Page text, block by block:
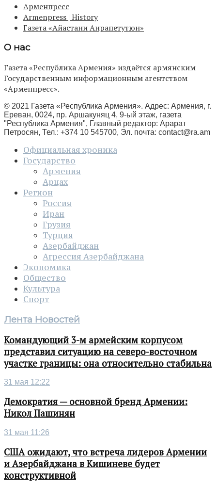
Арменпресс
Armenpress | History
Газета «Айастани Анрапетутюн»
О нас
Газета «Республика Армения» издаётся армянским
Государственным информационным агентством
«Арменпресс».
© 2021 Газета «Республика Армения». Адрес: Армения, г.
Ереван, 0024, пр. Аршакуняц 4, 9-ый этаж, газета
"Республика Армения", Главный редактор: Арарат
Петросян, Тел.: +374 10 545700, Эл. почта: contact@ra.am
Официальная хроника
Государство
Армения
Арцах
Регион
Россия
Иран
Грузия
Турция
Азербайджан
Агрессия Азербайджана
Экономика
Общество
Культура
Спорт
Лента Новостей
Командующий 3-м армейским корпусом
представил ситуацию на северо-восточном
участке границы: она относительно стабильна
31 мая 12:22
Демократия — основной бренд Армении:
Никол Пашинян
31 мая 11:26
США ожидают, что встреча лидеров Армении
и Азербайджана в Кишиневе будет
конструктивной